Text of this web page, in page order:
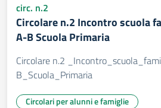
circ. n.2
Circolare n.2 Incontro scuola
A-B Scuola Primaria
Circolare n.2
B_Scuola_Primaria
Circolari per alunni e famiglie